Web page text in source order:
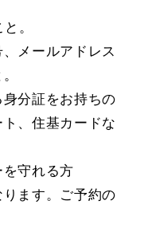
。
メールアドレス
分証をお持ちの
、住基カードな
を守れる方
ます。ご予約の